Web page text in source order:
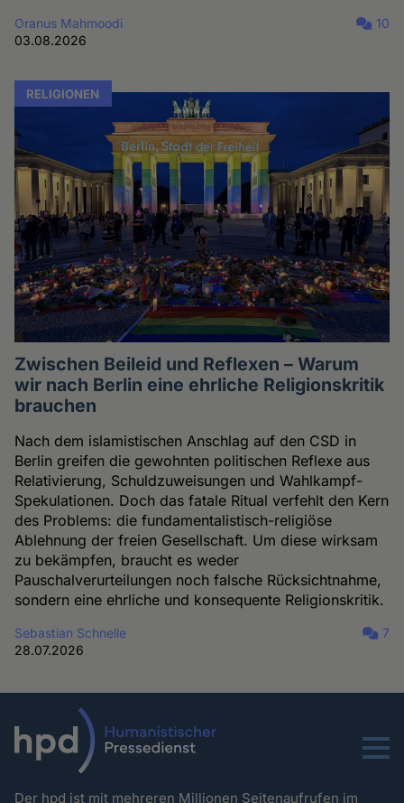
Oranus Mahmoodi
03.08.2026
10
RELIGIONEN
Zwischen Beileid und Reflexen – Warum
wir nach Berlin eine ehrliche Religionskritik
brauchen
Nach dem islamistischen Anschlag auf den CSD in
Berlin greifen die gewohnten politischen Reflexe aus
Relativierung, Schuldzuweisungen und Wahlkampf-
Spekulationen. Doch das fatale Ritual verfehlt den Kern
des Problems: die fundamentalistisch-religiöse
Ablehnung der freien Gesellschaft. Um diese wirksam
zu bekämpfen, braucht es weder
Pauschalverurteilungen noch falsche Rücksichtnahme,
sondern eine ehrliche und konsequente Religionskritik.
Sebastian Schnelle
28.07.2026
7
Menu
Der hpd ist mit mehreren Millionen Seitenaufrufen im